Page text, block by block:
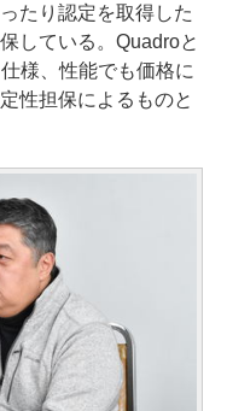
たり認定を取得した
している。Quadroと
様、性能でも価格に
性担保によるものと